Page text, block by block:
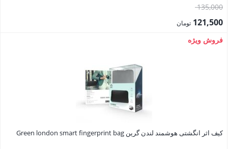
135,000قیمت
اصلی:121,500 تومان
قیمت
فروش ویژه
کیف اثر انگشتی هوشمند لندن گرین Green london smart fingerprint bag